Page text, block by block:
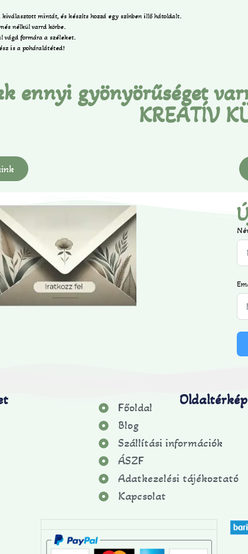
kiválasztott mintát, és készíts hozzá egy színben illő hátoldalt.
nélkül varrd körbe.
vágd formára a széleket.
is a poháralátéted!
ennyi gyönyörűséget
KREATÍV
Oldaltérkép
Főoldal
Blog
Szállítási információk
ÁSZF
Adatkezelési tájékoztató
Kapcsolat